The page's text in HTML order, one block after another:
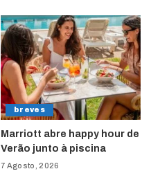
breves
Marriott abre happy hour de
Verão junto à piscina
7 Agosto, 2026